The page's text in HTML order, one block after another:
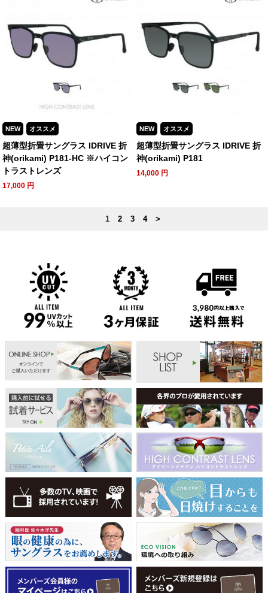
NEW オススメ
超薄型折畳サングラス IDRIVE 折
神(orikami) P181-HC ※ハイコン
トラストレンズ
17,000 円
NEW オススメ
超薄型折畳サングラス IDRIVE 折
神(orikami) P181
14,000 円
1 2 3 4 >